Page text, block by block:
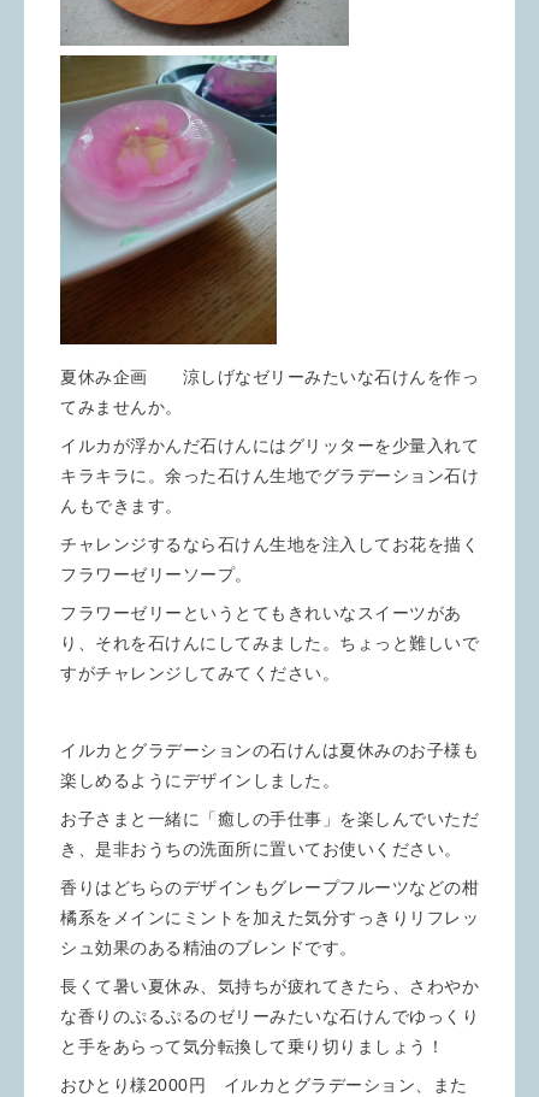
夏休み企画 涼しげなゼリーみたいな石けんを作っ
てみませんか。
イルカが浮かんだ石けんにはグリッターを少量入れて
キラキラに。余った石けん生地でグラデーション石け
んもできます。
チャレンジするなら石けん生地を注入してお花を描く
フラワーゼリーソープ。
フラワーゼリーというとてもきれいなスイーツがあ
り、それを石けんにしてみました。ちょっと難しいで
すがチャレンジしてみてください。
イルカとグラデーションの石けんは夏休みのお子様も
楽しめるようにデザインしました。
お子さまと一緒に「癒しの手仕事」を楽しんでいただ
き、是非おうちの洗面所に置いてお使いください。
香りはどちらのデザインもグレープフルーツなどの柑
橘系をメインにミントを加えた気分すっきりリフレッ
シュ効果のある精油のブレンドです。
長くて暑い夏休み、気持ちが疲れてきたら、さわやか
な香りのぷるぷるのゼリーみたいな石けんでゆっくり
と手をあらって気分転換して乗り切りましょう！
おひとり様2000円 イルカとグラデーション、また